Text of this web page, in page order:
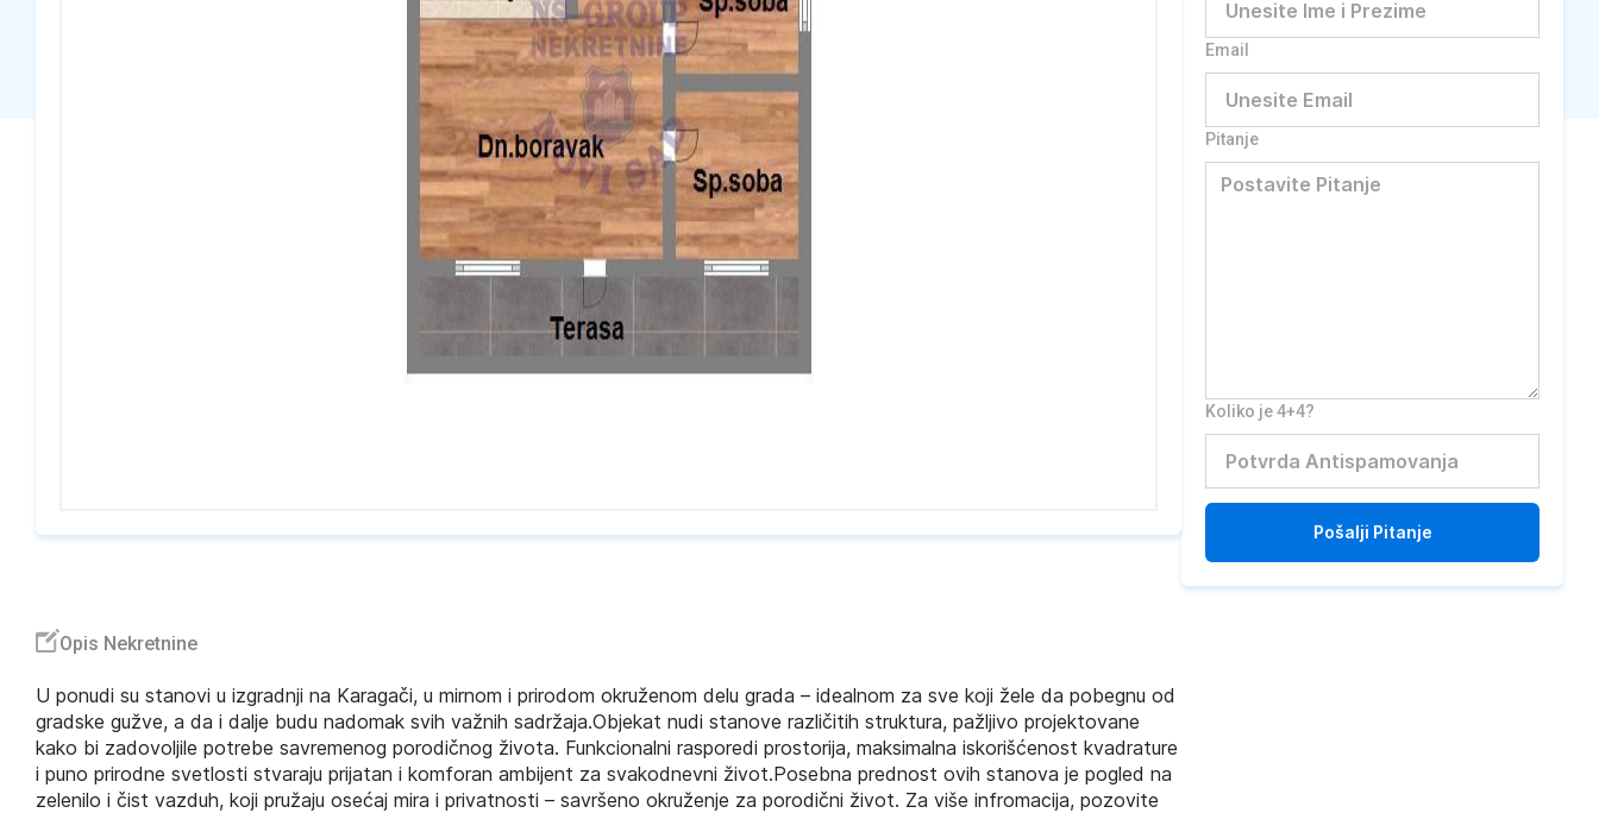
Opis Nekretnine
U ponudi su stanovi u izgradnji na Karagači, u mirnom i prirodom okruženom delu grada – idealnom za sve koji žele da pobegnu od
gradske gužve, a da i dalje budu nadomak svih važnih sadržaja.Objekat nudi stanove različitih struktura, pažljivo projektovane
kako bi zadovoljile potrebe savremenog porodičnog života. Funkcionalni rasporedi prostorija, maksimalna iskorišćenost kvadrature
i puno prirodne svetlosti stvaraju prijatan i komforan ambijent za svakodnevni život.Posebna prednost ovih stanova je pogled na
zelenilo i čist vazduh, koji pružaju osećaj mira i privatnosti – savršeno okruženje za porodični život. Za više infromacija, pozovite
Email
Pitanje
Koliko je 4+4?
Pošalji Pitanje